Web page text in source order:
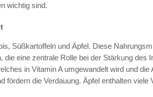
wichtig sind.
Süßkartoffeln und Äpfel. Diese
die eine zentrale Rolle bei der Stärkung des
in Vitamin A umgewandelt wird und die
fördern die Verdauung. Äpfel enthalten viele